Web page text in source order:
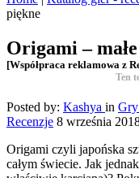
piękne
Origami –
[Współpraca reklamowa z
Ten
Posted by: Kashya in
Recenzje 8 września
Origami czyli japońska
całym świecie. Jak